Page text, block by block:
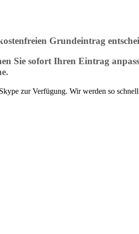
Grundeintrag
Sie sofort Ihren Eintrag
zur Verfügung. Wir werden so